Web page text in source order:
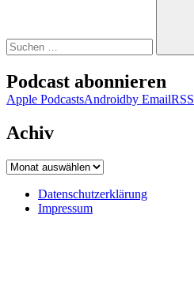
Podcast abonnieren
Apple PodcastsAndroidby EmailRSS
Achiv
Achiv
Datenschutzerklärung
Impressum